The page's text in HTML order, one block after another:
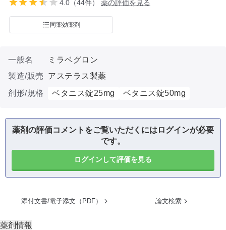
4.0（44件） 薬の評価を見る
同薬効薬剤
一般名
ミラベグロン
製造/販売
アステラス製薬
剤形/規格
ベタニス錠25mg ベタニス錠50mg
薬剤の評価コメントをご覧いただくにはログインが必要
です。
ログインして評価を見る
添付文書/電子添文（PDF） 論文検索
薬剤情報